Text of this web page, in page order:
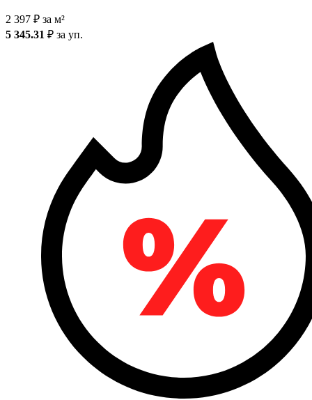
2 397 ₽ за м²
5 345.31 ₽ за уп.